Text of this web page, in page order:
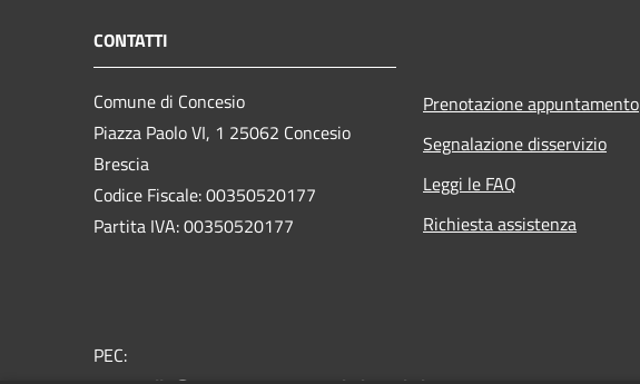
CONTATTI
Comune di Concesio
Piazza Paolo VI, 1 25062 Concesio
Brescia
Codice Fiscale: 00350520177
Partita IVA: 00350520177
PEC:
Prenotazione appuntamento
Segnalazione disservizio
Leggi le FAQ
Richiesta assistenza